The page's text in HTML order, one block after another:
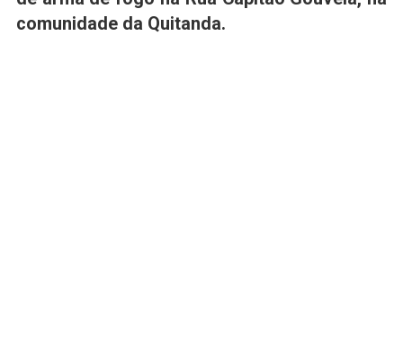
comunidade da Quitanda.